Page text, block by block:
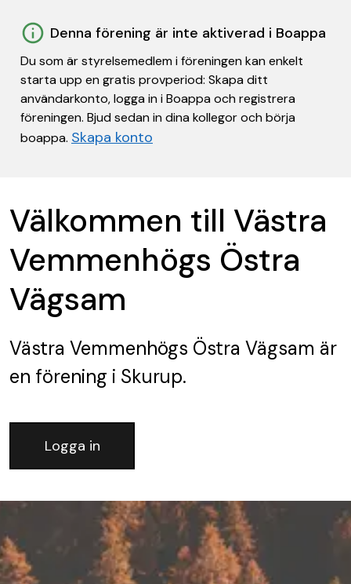
Denna förening är inte aktiverad i Boappa
Du som är styrelsemedlem i föreningen kan enkelt
starta upp en gratis provperiod: Skapa ditt
användarkonto, logga in i Boappa och registrera
föreningen. Bjud sedan in dina kollegor och börja
boappa. Skapa konto
Välkommen till Västra
Vemmenhögs Östra
Vägsam
Västra Vemmenhögs Östra Vägsam är
en förening i Skurup.
Logga in